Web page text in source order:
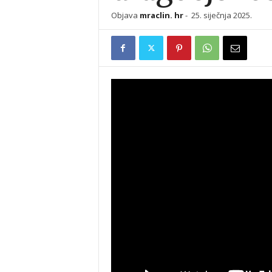
Objava mraclin. hr- 25. siječnja 2025.